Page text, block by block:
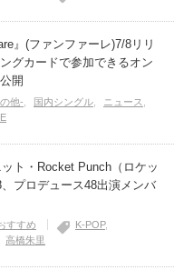
』(ファンファーレ)7/8リリ
グカードで参加できるオン
開
他- 国内シングル
ニュース
ト・Rocket Punch（ロケッ
プロデュース48出演メンバ
すすめ
K-POP
高橋朱里